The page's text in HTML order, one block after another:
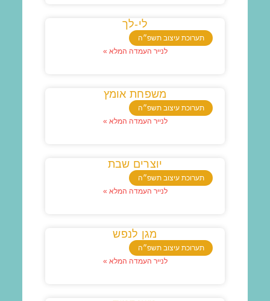
תערוכת עיצוב תשפ״ה
לי-לך
לנייר העמדה המלא »
תערוכת עיצוב תשפ״ה
משפחת אומץ
לנייר העמדה המלא »
תערוכת עיצוב תשפ״ה
יוצרים שבת
לנייר העמדה המלא »
תערוכת עיצוב תשפ״ה
מגן לנפש
לנייר העמדה המלא »